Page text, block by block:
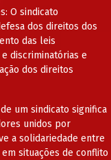
O sindicato
dos direitos dos
das leis
discriminatórias e
dos direitos
um sindicato significa
unidos por
a solidariedade entre
situações de conflito